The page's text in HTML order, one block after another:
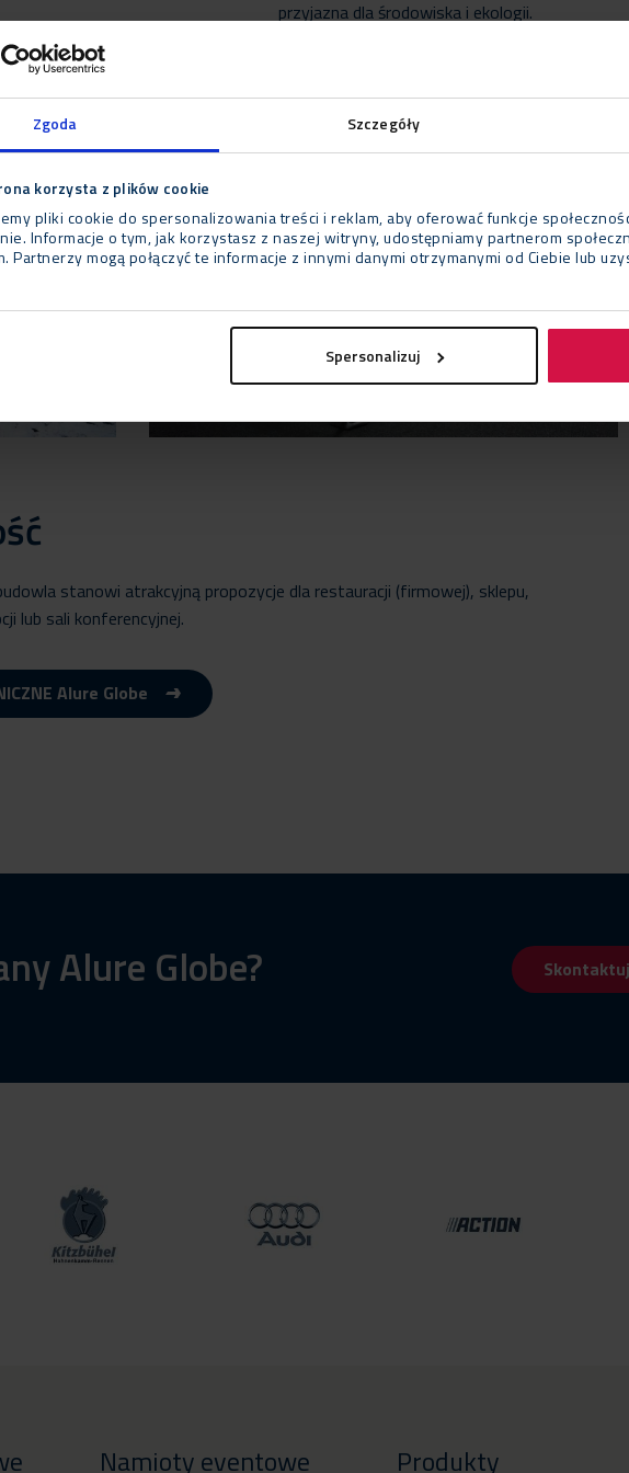
Zgoda Szczegóły
korzysta z plików cookie
pliki cookie do spersonalizowania treści i reklam, aby oferować funkcje
Informacje o tym, jak korzystasz z naszej witryny, udostępniamy partnerom
Partnerzy mogą połączyć te informacje z innymi danymi otrzymanymi od Ciebie lub
Spersonalizuj
przyjazna dla środowiska i ekologii.
stanowi atrakcyjną propozycje dla restauracji (firmowej), sklepu,
lub sali konferencyjnej.
Alure Globe
Alure Globe?
Namioty eventowe Produkty